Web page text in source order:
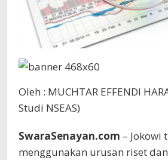
Oleh : MUCHTAR EFFENDI
Studi NSEAS)
SwaraSenayan.com – Jokowi
menggunakan urusan riset